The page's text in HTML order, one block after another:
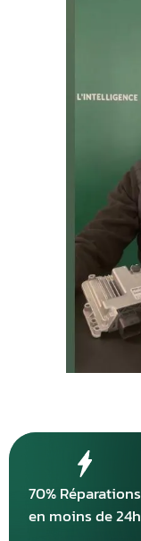
70% Réparations
en moins de 24h